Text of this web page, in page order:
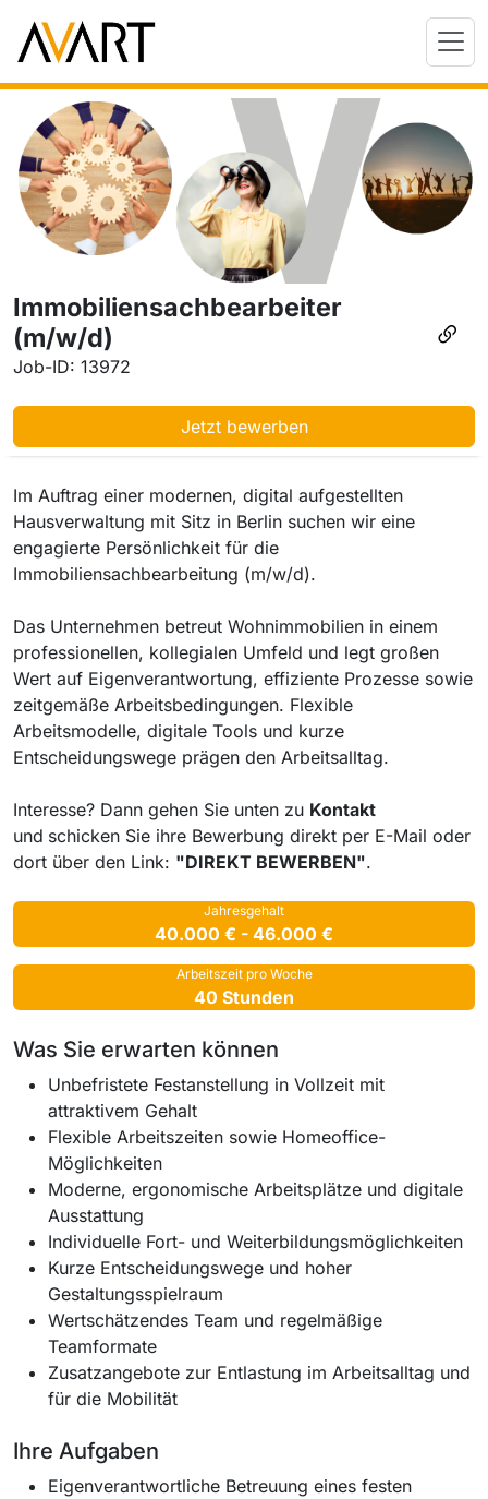
Immobiliensachbearbeiter
(m/w/d)
Job-ID: 13972
Jetzt bewerben
Im Auftrag einer modernen, digital aufgestellten
Hausverwaltung mit Sitz in Berlin suchen wir eine
engagierte Persönlichkeit für die
Immobiliensachbearbeitung (m/w/d).
Das Unternehmen betreut Wohnimmobilien in einem
professionellen, kollegialen Umfeld und legt großen
Wert auf Eigenverantwortung, effiziente Prozesse sowie
zeitgemäße Arbeitsbedingungen. Flexible
Arbeitsmodelle, digitale Tools und kurze
Entscheidungswege prägen den Arbeitsalltag.
Interesse? Dann gehen Sie unten zu Kontakt
und schicken Sie ihre Bewerbung direkt per E-Mail oder
dort über den Link: "DIREKT BEWERBEN".
Jahresgehalt
40.000 € - 46.000 €
Arbeitszeit pro Woche
40 Stunden
Was Sie erwarten können
Unbefristete Festanstellung in Vollzeit mit
attraktivem Gehalt
Flexible Arbeitszeiten sowie Homeoffice-
Möglichkeiten
Moderne, ergonomische Arbeitsplätze und digitale
Ausstattung
Individuelle Fort- und Weiterbildungsmöglichkeiten
Kurze Entscheidungswege und hoher
Gestaltungsspielraum
Wertschätzendes Team und regelmäßige
Teamformate
Zusatzangebote zur Entlastung im Arbeitsalltag und
für die Mobilität
Ihre Aufgaben
Eigenverantwortliche Betreuung eines festen